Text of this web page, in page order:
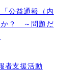
公益通報（内
か？ ～問題だ
者支援活動